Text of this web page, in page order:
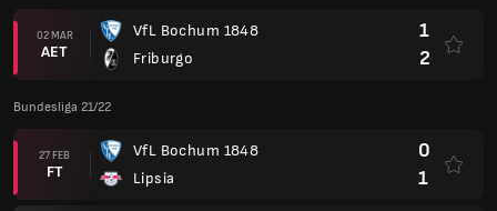
02 MAR
AET
VfL Bochum 1848
Friburgo
1
2
Bundesliga 21/22
27 FEB
FT
VfL Bochum 1848
Lipsia
0
1